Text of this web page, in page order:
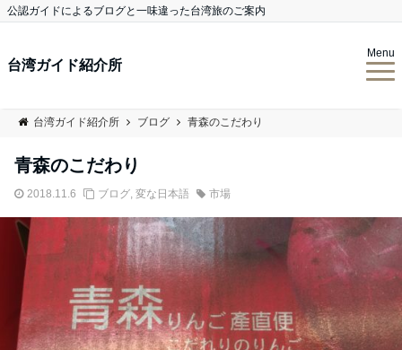
公認ガイドによるブログと一味違った台湾旅のご案内
台湾ガイド紹介所
Menu
台湾ガイド紹介所 ブログ 青森のこだわり
青森のこだわり
2018.11.6 ブログ, 変な日本語 市場